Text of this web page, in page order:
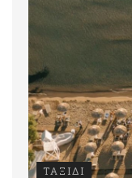
ΤΑΞΙΔΙ